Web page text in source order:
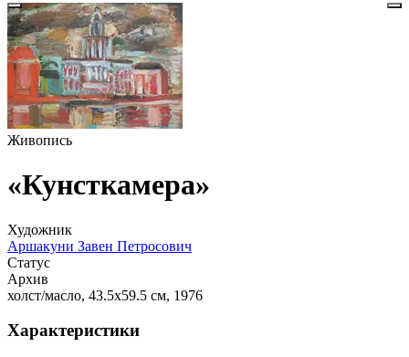
Живопись
«Кунсткамера»
Художник
Аршакуни Завен Петросович
Статус
Архив
холст/масло, 43.5х59.5 см, 1976
Характеристики